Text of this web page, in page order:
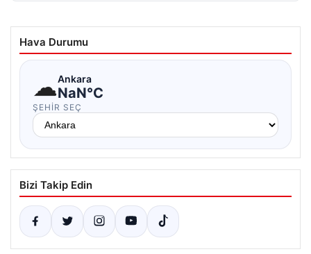
Hava Durumu
☁Ankara
NaN°C
ŞEHIR SEÇ
Bizi Takip Edin